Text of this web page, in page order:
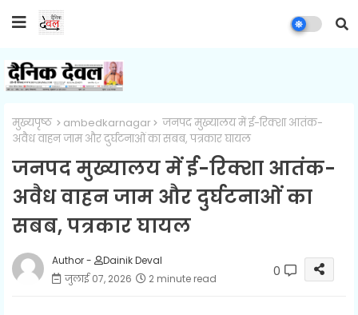
मुख्यपृष्ठ ambedkarnagar
जनपद मुख्यालय में ई-रिक्शा आतंक-
अवैध वाहन जाम और दुर्घटनाओं का सबब, पत्रकार घायल
जनपद मुख्यालय में ई-रिक्शा आतंक-
अवैध वाहन जाम और दुर्घटनाओं का
सबब, पत्रकार घायल
Author -
Dainik Deval
जुलाई 07, 2026
2 minute read 0